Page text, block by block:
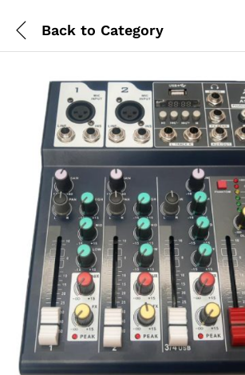
Back to Category